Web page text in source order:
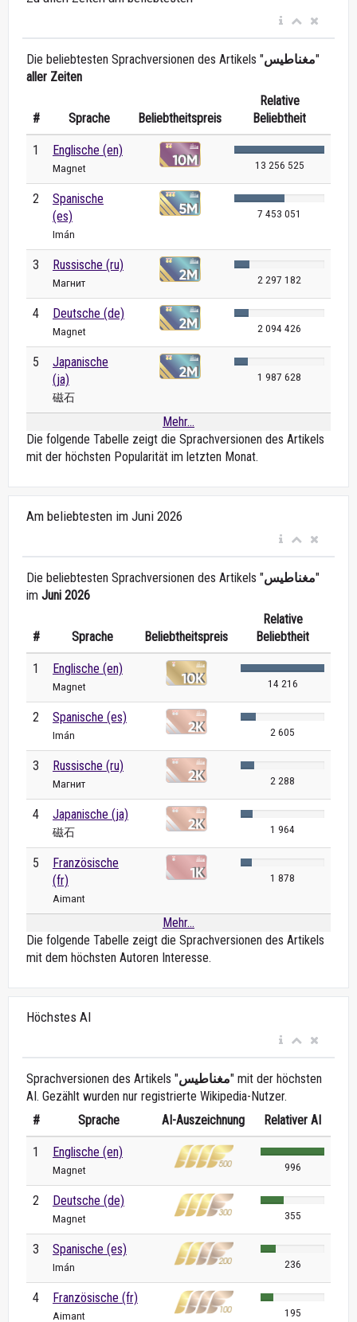
Die beliebtesten Sprachversionen des Artikels "مغناطيس"
aller Zeiten
# Sprache Beliebtheitspreis
Relative
Beliebtheit
1 Englische (en)
Magnet 13 256 525
2
Spanische
(es)
Imán
7 453 051
3 Russische (ru)
Магнит 2 297 182
4 Deutsche (de)
Magnet 2 094 426
5
Japanische
(ja)
磁石
1 987 628
Mehr...
Die folgende Tabelle zeigt die Sprachversionen des Artikels
mit der höchsten Popularität im letzten Monat.
Am beliebtesten im Juni 2026
Die beliebtesten Sprachversionen des Artikels "مغناطيس"
im Juni 2026
# Sprache Beliebtheitspreis
Relative
Beliebtheit
1 Englische (en)
Magnet 14 216
2 Spanische (es)
Imán 2 605
3 Russische (ru)
Магнит 2 288
4 Japanische (ja)
磁石 1 964
5
Französische
(fr)
Aimant
1 878
Mehr...
Die folgende Tabelle zeigt die Sprachversionen des Artikels
mit dem höchsten Autoren Interesse.
Höchstes AI
Sprachversionen des Artikels "مغناطيس" mit der höchsten
AI. Gezählt wurden nur registrierte Wikipedia-Nutzer.
#
Sprache AI-Auszeichnung Relativer AI
1 Englische (en)
Magnet 996
2 Deutsche (de)
Magnet 355
3 Spanische (es)
Imán 236
4 Französische (fr)
Aimant 195